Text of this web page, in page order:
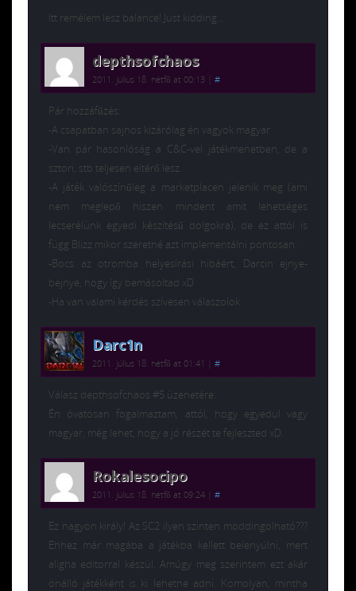
Itt remélem lesz balance! Just kidding…
depthsofchaos
2011. július 18. hétfő at 00:13 #
Pár hozzáfűzés:
-A csapatban sajnos kizárólag én vagyok magyar
-Van pár hasonlóság a C&C-vel játékmenetben, de a
sztori, stb teljesen eltérő lesz.
-A játék valószínűleg a marketplacen jelenik meg (ami
nem meglepő hiszen mindent amit lehetséges
lecserélünk egyedi készítésű dolgokra), de ez attól is
függ Blizz mikor szeretné azt implementálni pontosan.
-Bocs az otromba helyesírási hibáért, Darcin ejnye-
bejnye, hogy így bemásoltad xD
-Ha van valami kérdés szívesen válaszolok
Darc1n
2011. július 18. hétfő at 01:41 #
Válasz depthsofchaos #5 üzenetére:
Én óvatosan fogalmaztam, attól, hogy egyedül vagy
magyar, még lehet, hogy a jó részét te fejleszted xD.
Rokalesocipo
2011. július 18. hétfő at 09:24 #
Ez nagyon király! Az SC2 ilyen szinten moddingolható???
Ehhez már magába a játékba kellett belenyúlni, mert
aligha editorral készül. Amúgy meg szerintem ezt akár
önálló játékként is ki lehetne adni. Komolyan, mintha